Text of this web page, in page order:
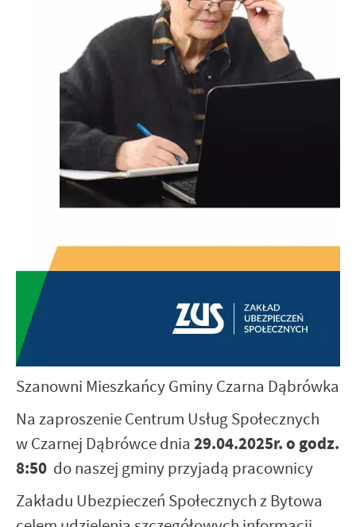
Szanowni Mieszkańcy Gminy Czarna Dąbrówka
Na zaproszenie Centrum Usług Społecznych
w Czarnej Dąbrówce dnia 29.04.2025r. o godz.
8:50 do naszej gminy przyjadą pracownicy
Zakładu Ubezpieczeń Społecznych z Bytowa